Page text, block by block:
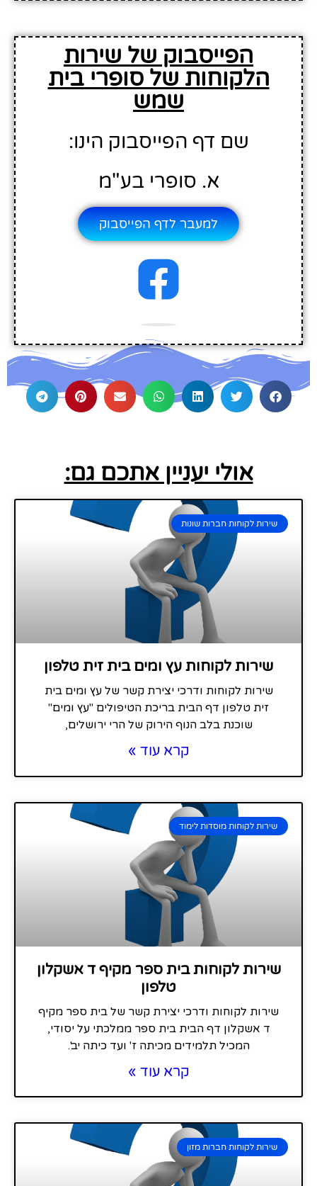
הפייסבוק של שירות
הלקוחות של סופרי בית
שמש
שם דף הפייסבוק הינו:
א. סופרי בע"מ
למעבר לדף הפייסבוק
אולי יעניין אתכם גם:
שירות לקוחות חברות שונות
שירות לקוחות עץ ומים בית זית טלפון
שירות לקוחות ודרכי יצירת קשר של עץ ומים בית
זית טלפון דף הבית בריכת הטיפולים "עץ ומים"
שוכנת בלב הנוף הירוק של הרי ירושלים,
קרא עוד »
שירות לקוחות מוסדות לימוד
שירות לקוחות בית ספר מקיף ד אשקלון
טלפון
שירות לקוחות ודרכי יצירת קשר של בית ספר מקיף
ד אשקלון דף הבית בית ספר ממלכתי על יסודי,
המכיל תלמידים מכיתה ז' ועד כיתה יב'.
קרא עוד »
שירות לקוחות חברות מזון